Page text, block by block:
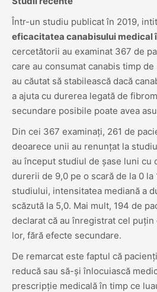
Într-un studiu publicat în 2019,
eficacitatea canabisului medical
cercetătorii au examinat 367 de
care au consumat canabis timp
au căutat să stabilească dacă
a ajuta cu durerea legată de
secundare posibile poate avea
Din cei 367 examinați, 261 de
deoarece unii au renunțat la
au început studiul de șase luni cu
durerii de 9,0 pe o scară de la 0 la
studiului, intensitatea mediană a
scăzută la 5,0. Mai mult, 194 de
declarat că au înregistrat cel
lor, fără efecte secundare.
De remarcat este faptul că
reducă sau să-și înlocuiască
prescripție medicală în timp ce